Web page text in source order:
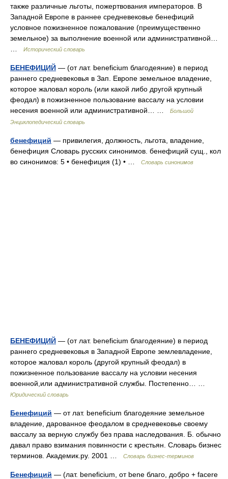
также различные льготы, пожертвования императоров. В
Западной Европе в раннее средневековье бенефиций
условное пожизненное пожалование (преимущественно
земельное) за выполнение военной или административной…
Исторический словарь
БЕНЕФИЦИЙ — (от лат. beneficium благодеяние) в период
раннего средневековья в Зап. Европе земельное владение,
которое жаловал король (или какой либо другой крупный
феодал) в пожизненное пользование вассалу на условии
несения военной или административной… …
Большой
Энциклопедический словарь
бенефиций — привилегия, должность, льгота, владение,
бенефиция Словарь русских синонимов. бенефиций сущ., кол
во синонимов: 5 • бенефиция (1) • …
Словарь синонимов
БЕНЕФИЦИЙ — (от лат. beneficium благодеяние) в период
раннего средневековья в Западной Европе землевладение,
которое жаловал король (другой крупный феодал) в
пожизненное пользование вассалу на условии несения
военной,или административной службы. Постепенно… …
Юридический словарь
Бенефиций — от лат. beneficium благодеяние земельное
владение, дарованное феодалом в средневековье своему
вассалу за верную службу без права наследования. Б. обычно
давал право взимания повинности с крестьян. Словарь бизнес
терминов. Академик.ру. 2001 …
Словарь бизнес-терминов
Бенефиций — (лат. beneficium, от bene благо, добро + facere